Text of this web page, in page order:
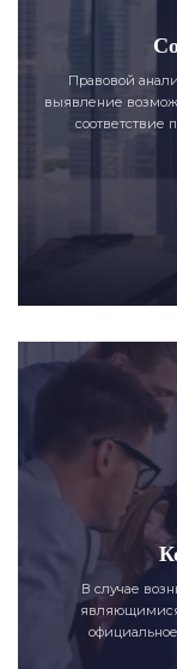
Правовой
выявление
соответствие
В случае